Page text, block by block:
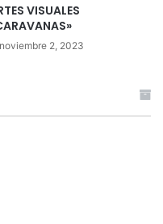
VISUALES
noviembre 2, 2023